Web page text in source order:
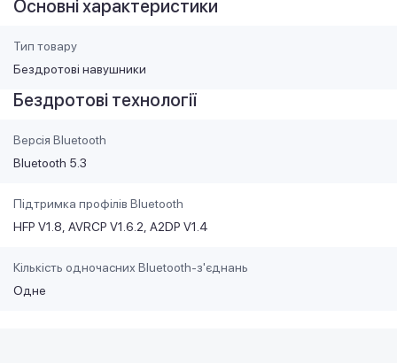
Основні характеристики
Тип товару
Бездротові навушники
Бездротові технології
Версія Bluetooth
Bluetooth 5.3
Підтримка профілів Bluetooth
HFP V1.8 AVRCP V1.6.2 A2DP V1.4
Кількість одночасних Bluetooth-з'єднань
Одне